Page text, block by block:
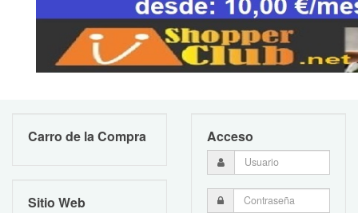
Carro de la Compra
Sitio Web
Acceso